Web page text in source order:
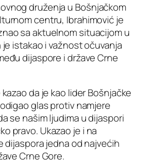
druženja u Bošnjačkom
centru, Ibrahimović je
sa aktuelnom situacijom u
je istakao i važnost očuvanja
dijaspore i države Crne
da je kao lider Bošnjačke
glas protiv namjere
se našim ljudima u dijaspori
pravo. Ukazao je i na
dijaspora jedna od najvećih
Crne Gore.